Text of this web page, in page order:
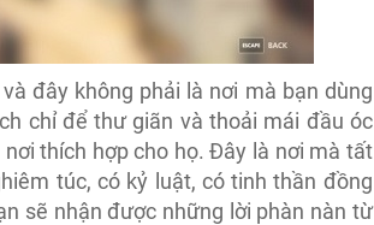
đây không phải là nơi mà bạn dùng
chỉ để thư giãn và thoải mái đầu óc
thích hợp cho họ. Đây là nơi mà tất
túc, có kỷ luật, có tinh thần đồng
sẽ nhận được những lời phàn nàn từ